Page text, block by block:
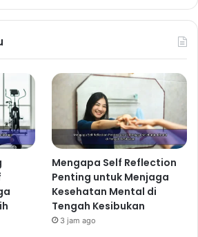
sayuran seperti tomat, bayam,
hari Anda dengan energi
dengan
Madu
akan protein dan probiotik yang
pencernaan. Campur dengan
tekstur dan rasa, serta
pemanis alami. Ini adalah pilihan
mudah, dan bergizi.
Sehat &
Mengapa Self Reflection
Penting untuk Menjaga
Kesehatan Mental di
Tengah Kesibukan
3 jam ago